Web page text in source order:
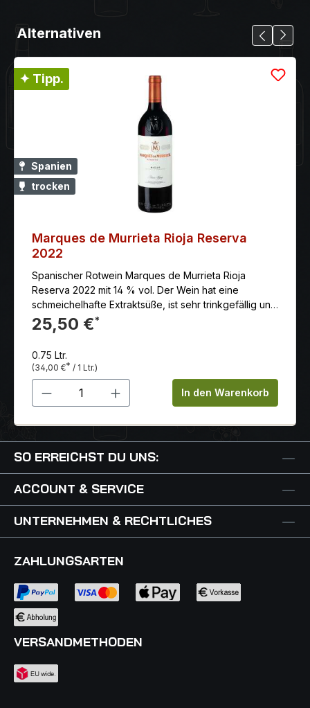
Alternativen
✦ Tipp.
Spanien
trocken
Marques de Murrieta Rioja Reserva
2022
Spanischer Rotwein Marques de Murrieta Rioja
Reserva 2022 mit 14 % vol. Der Wein hat eine
schmeichelhafte Extraktsüße, ist sehr trinkgefällig und
hat einen langen und süßen Abgang.
25,50 €*
0.75 Ltr.
(34,00 €* / 1 Ltr.)
Produkt Anzahl: Gib denIn den Warenkorb
SO ERREICHST DU UNS:
ACCOUNT & SERVICE
UNTERNEHMEN & RECHTLICHES
ZAHLUNGSARTEN
VERSANDMETHODEN